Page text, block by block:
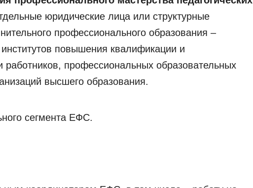
юридические лица или структурные
профессионального образования –
повышения квалификации и
работников, профессиональных образовательных
высшего образования.
сегмента ЕФС.